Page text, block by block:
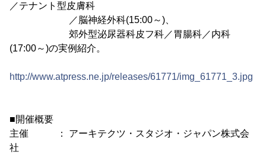
／テナント型皮膚科
／脳神経外科(15:00～)、
郊外型泌尿器科皮フ科／胃腸科／内科
(17:00～)の実例紹介。
http://www.atpress.ne.jp/releases/61771/img_61771_3.jpg
■開催概要
主催 ： アーキテクツ・スタジオ・ジャパン株式会
社